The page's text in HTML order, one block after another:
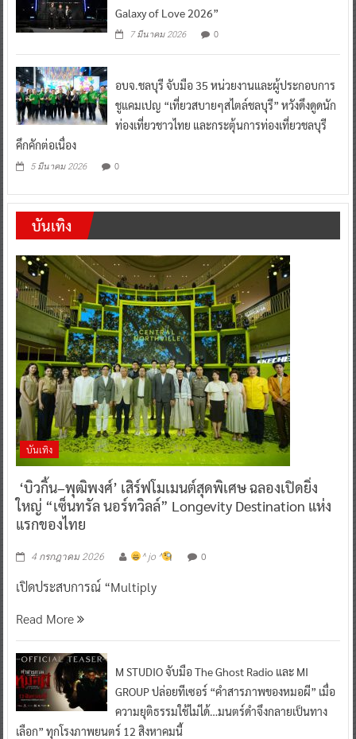
Galaxy of Love 2026”
7 มีนาคม 2026 0
อบจ.ชลบุรี จับมือ 35 หน่วยงานและผู้ประกอบการ
ชูแคมเปญ “เที่ยวสบายๆสไตล์ชลบุรี” หวังดึงดูดนัก
ท่องเที่ยวชาวไทย และกระตุ้นการท่องเที่ยวชลบุรี
คึกคักต่อเนื่อง
5 มีนาคม 2026 0
บันเทิง
บันเทิง
‘บิวกิ้น–พุฒิพงศ์’ เสิร์ฟโมเมนต์สุดพิเศษ ฉลองเปิดยิ่ง
ใหญ่ “เซ็นทรัล นอร์ทวิลล์” Longevity Destination แห่ง
แรกของไทย
4 กรกฎาคม 2026 ^ jo ^ 0
เปิดประสบการณ์ “Multiply
Read More
M STUDIO จับมือ The Ghost Radio และ MI
GROUP ปล่อยทีเซอร์ “คำสารภาพของหมอผี” เมื่อ
ความยุติธรรมใช้ไม่ได้…มนตร์ดำจึงกลายเป็นทาง
เลือก” ทุกโรงภาพยนตร์ 12 สิงหาคมนี้